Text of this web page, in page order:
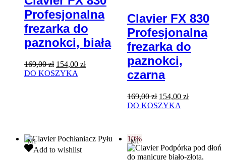
Profesjonalna
frezarka
do
paznokci,
biała
Profesjonalna
frezarka do
paznokci, biała
169,00zł Pierwotna
cena
154,00 złAktualna
DO KOSZYKA
830
Profesjonalna
frezarka
do
paznokci,
czarna
Clavier FX 830
Profesjonalna
frezarka do
paznokci,
czarna
169,00zł Pierwotna
cena
154,00 złAktualna
DO KOSZYKA
Clavier
Add to wishlist
M1 10%
M1